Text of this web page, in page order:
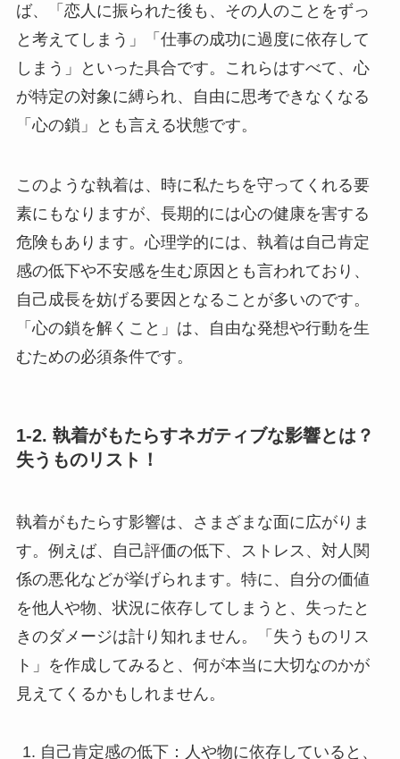
ば、「恋人に振られた後も、その人のことをずっ
と考えてしまう」「仕事の成功に過度に依存して
しまう」といった具合です。これらはすべて、心
が特定の対象に縛られ、自由に思考できなくなる
「心の鎖」とも言える状態です。
このような執着は、時に私たちを守ってくれる要
素にもなりますが、長期的には心の健康を害する
危険もあります。心理学的には、執着は自己肯定
感の低下や不安感を生む原因とも言われており、
自己成長を妨げる要因となることが多いのです。
「心の鎖を解くこと」は、自由な発想や行動を生
むための必須条件です。
1-2. 執着がもたらすネガティブな影響とは？
失うものリスト！
執着がもたらす影響は、さまざまな面に広がりま
す。例えば、自己評価の低下、ストレス、対人関
係の悪化などが挙げられます。特に、自分の価値
を他人や物、状況に依存してしまうと、失ったと
きのダメージは計り知れません。「失うものリス
ト」を作成してみると、何が本当に大切なのかが
見えてくるかもしれません。
自己肯定感の低下：人や物に依存していると、